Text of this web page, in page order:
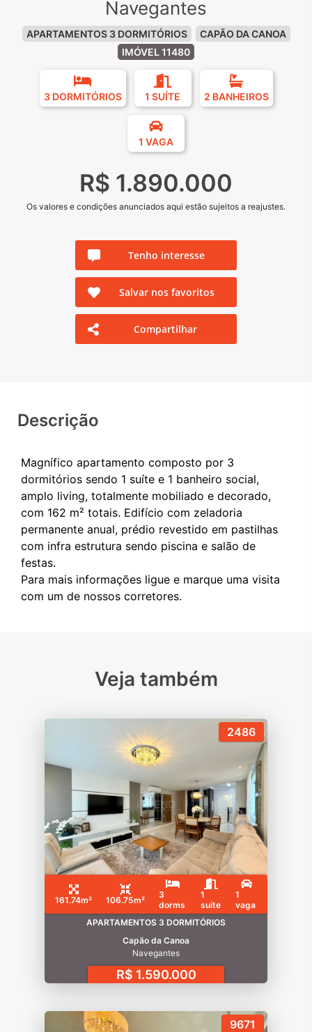
Navegantes
APARTAMENTOS 3 DORMITÓRIOS
CAPÃO DA CANOA
IMÓVEL 11480
3 DORMITÓRIOS 1 SUÍTE 2 BANHEIROS
1 VAGA
R$ 1.890.000
Os valores e condições anunciados aqui estão sujeitos a reajustes.
Tenho interesse
Salvar nos favoritos
Compartilhar
Descrição
Magnífico apartamento composto por 3
dormitórios sendo 1 suíte e 1 banheiro social,
amplo living, totalmente mobiliado e decorado,
com 162 m² totais. Edifício com zeladoria
permanente anual, prédio revestido em pastilhas
com infra estrutura sendo piscina e salão de
festas.
Para mais informações ligue e marque uma visita
Veja também
2486
161.74m² 106.75m²
3
dorms
1
suíte
1
vaga
APARTAMENTOS 3 DORMITÓRIOS
Capão da Canoa
Navegantes
R$ 1.590.000
9671